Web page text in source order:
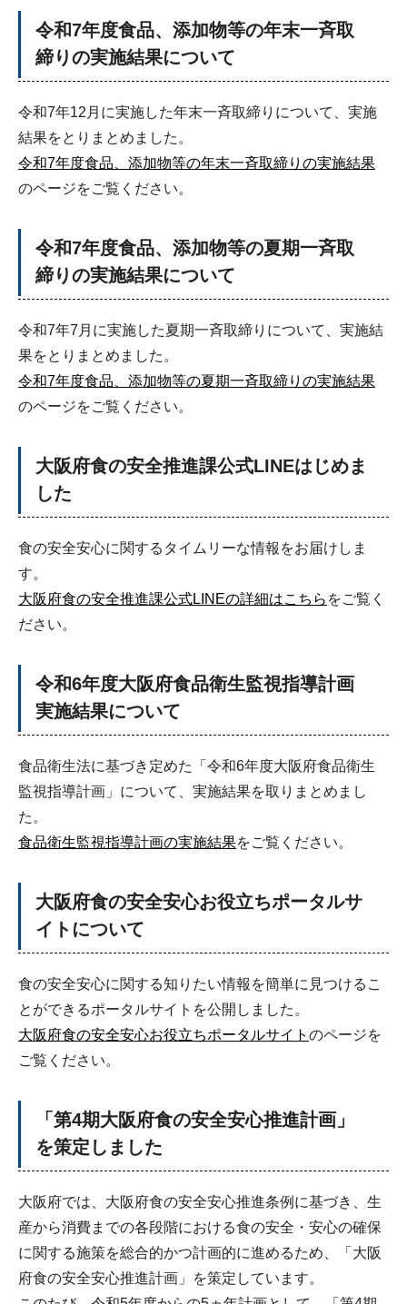
令和7年度食品、添加物等の年末一斉取
締りの実施結果について
令和7年12月に実施した年末一斉取締りについて、実施
結果をとりまとめました。
令和7年度食品、添加物等の年末一斉取締りの実施結果
のページをご覧ください。
令和7年度食品、添加物等の夏期一斉取
締りの実施結果について
令和7年7月に実施した夏期一斉取締りについて、実施結
果をとりまとめました。
令和7年度食品、添加物等の夏期一斉取締りの実施結果
のページをご覧ください。
大阪府食の安全推進課公式LINEはじめま
した
食の安全安心に関するタイムリーな情報をお届けしま
す。
大阪府食の安全推進課公式LINEの詳細はこちら をご覧く
ださい。
令和6年度大阪府食品衛生監視指導計画
実施結果について
食品衛生法に基づき定めた「令和6年度大阪府食品衛生
監視指導計画」について、実施結果を取りまとめまし
た。
食品衛生監視指導計画の実施結果をご覧ください。
大阪府食の安全安心お役立ちポータルサ
イトについて
食の安全安心に関する知りたい情報を簡単に見つけるこ
とができるポータルサイトを公開しました。
大阪府食の安全安心お役立ちポータルサイト のページを
ご覧ください。
「第4期大阪府食の安全安心推進計画」
を策定しました
大阪府では、大阪府食の安全安心推進条例に基づき、生
産から消費までの各段階における食の安全・安心の確保
に関する施策を総合的かつ計画的に進めるため、「大阪
府食の安全安心推進計画」を策定しています。